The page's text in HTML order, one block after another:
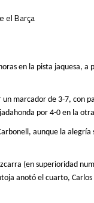
el Barça
en la pista jaquesa,
un marcador de 3-7, con
por 4-0 en la otra
aunque la
(en superioridad
anotó el cuarto,